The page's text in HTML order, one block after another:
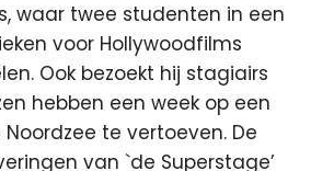
waar twee studenten in een
voor Hollywoodfilms
Ook bezoekt hij stagiairs
hebben een week op een
te vertoeven. De
van `de Superstage’